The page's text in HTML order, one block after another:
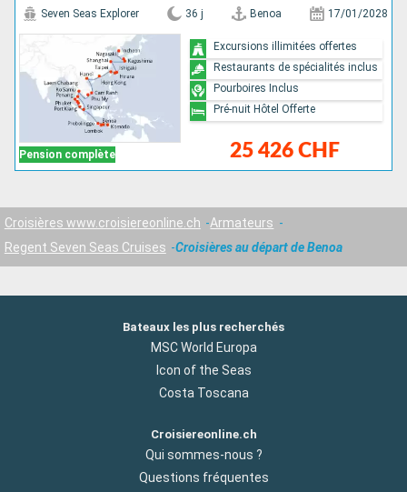
Pension complète
Seven Seas Explorer 36 j Benoa 17/01/2028
25 426 CHF
Excursions illimitées offertes
Restaurants de spécialités inclus
Pourboires Inclus
Pré-nuit Hôtel Offerte
Croisières www.croisiereonline.ch
Armateurs
Regent Seven Seas Cruises
Croisières au départ de Benoa
Bateaux les plus recherchés
MSC World Europa
Icon of the Seas
Costa Toscana
Croisiereonline.ch
Qui sommes-nous ?
Questions fréquentes